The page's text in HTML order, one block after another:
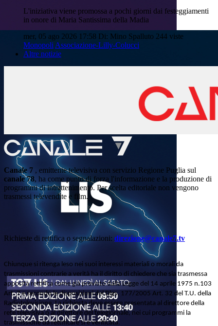
L'iniziativa viene promossa a pochi giorni dai festeggiamenti
in onore di Maria Santissima della Madia
mer, 05 ago 2026 17:58 Di: Mino Spalluto 244 viste
Monopoli Associazione-Lilly-Colucci
Altre notizie
Canale 7 , emittente televisiva con servizio Regione Puglia sul
canale 78, ha come punto di forza l'informazione e la produzione di
programmi di intrattenimento. Per scelta editoriale non vengono
trasmessi televendite e film.
Richieste di rettifica o segnalazioni: direzione@canale7.tv
Chiunque si ritenga leso nei suoi interessi materiali o morali da
trasmissioni contrarie a verità ha il diritto di chiedere che sia trasmessa
apposita rettifica come già previsto dalla Legge del 14 aprile 1975 n.103
Art. 7 e secondo le disposizioni del Dlgs. 177/2005 Art. 32 del T.U. della
Radiotelevisione. La richiesta deve essere presentata al direttore della
rete televisiva o al direttore del telegiornale, nei cui programmi la
trasmissione da rettificare si è verificata.